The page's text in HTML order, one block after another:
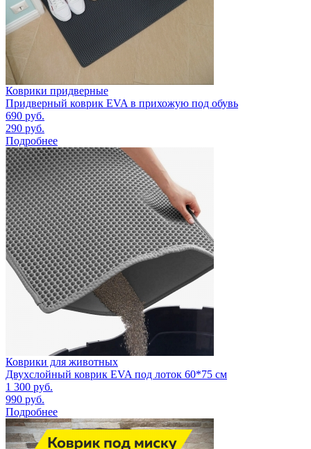
Коврики придверные
Придверный коврик EVA в прихожую под обувь
690 руб.
290 руб.
Подробнее
Коврики для животных
Двухслойный коврик EVA под лоток 60*75 см
1 300 руб.
990 руб.
Подробнее